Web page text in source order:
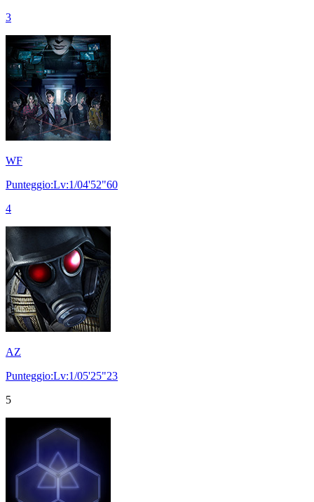
3
WF
Punteggio:Lv:1/04'52"60
4
AZ
Punteggio:Lv:1/05'25"23
5